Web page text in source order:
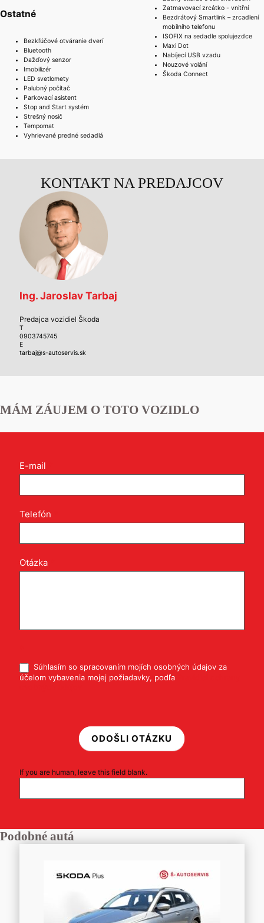
KONTAKT NA PREDAJCOV
Ing. Jaroslav Tarbaj
Predajca vozidiel Škoda
T
0903745745
E
tarbaj@s-autoservis.sk
MÁM ZÁUJEM O TOTO VOZIDLO
Kontakt
E-mail
Telefón
Otázka
Súhlasím so spracovaním mojích osobných údajov za
účelom vybavenia mojej požiadavky, podľa
ODOŠLI OTÁZKU
If you are human, leave this field blank.
Ostatné
Bezkľúčové otváranie dverí
Bluetooth
Dažďový senzor
Imobilizér
LED svetlomety
Palubný počítač
Parkovací asistent
Stop and Start systém
Strešný nosič
Tempomat
Vyhrievané predné sedadlá
Zatmavovací zrcátko - vnitřní
Bezdrátový Smartlink – zrcadlení
mobilního telefonu
ISOFIX na sedadle spolujezdce
Maxi Dot
Nabíjecí USB vzadu
Nouzové volání
Škoda Connect
Podobné autá